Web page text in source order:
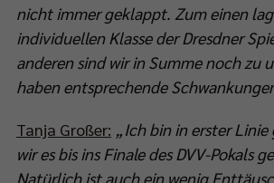
nicht immer geklappt. Zum einen
individuellen Klasse der Dresdner
anderen sind wir in Summe noch zu
haben entsprechende
Tanja Großer: „Ich bin in erster
wir es bis ins Finale des DVV-Pokals
Natürlich ist auch ein wenig